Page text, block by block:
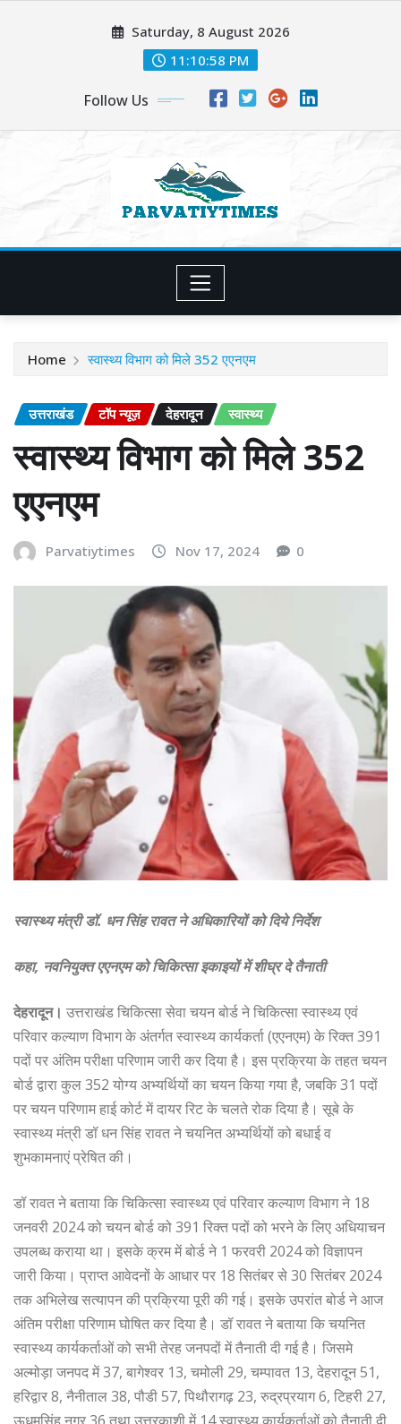
Saturday, 8 August 2026
11:10:59 PM
Follow Us
Home स्वास्थ्य विभाग को मिले 352 एएनएम
उत्तराखंड टॉप न्यूज़ देहरादून स्वास्थ्य
स्वास्थ्य विभाग को मिले 352
एएनएम
Parvatiytimes Nov 17, 2024 0
स्वास्थ्य मंत्री डॉ. धन सिंह रावत ने अधिकारियों को दिये निर्देश
कहा, नवनियुक्त एएनएम को चिकित्सा इकाइयों में शीघ्र दे तैनाती
देहरादून। उत्तराखंड चिकित्सा सेवा चयन बोर्ड ने चिकित्सा स्वास्थ्य एवं
परिवार कल्याण विभाग के अंतर्गत स्वास्थ्य कार्यकर्ता (एएनएम) के रिक्त 391
पदों पर अंतिम परीक्षा परिणाम जारी कर दिया है। इस प्रक्रिया के तहत चयन
बोर्ड द्वारा कुल 352 योग्य अभ्यर्थियों का चयन किया गया है, जबकि 31 पदों
पर चयन परिणाम हाई कोर्ट में दायर रिट के चलते रोक दिया है। सूबे के
स्वास्थ्य मंत्री डॉ धन सिंह रावत ने चयनित अभ्यर्थियों को बधाई व
शुभकामनाएं प्रेषित की।
डॉ रावत ने बताया कि चिकित्सा स्वास्थ्य एवं परिवार कल्याण विभाग ने 18
जनवरी 2024 को चयन बोर्ड को 391 रिक्त पदों को भरने के लिए अधियाचन
उपलब्ध कराया था। इसके क्रम में बोर्ड ने 1 फरवरी 2024 को विज्ञापन
जारी किया। प्राप्त आवेदनों के आधार पर 18 सितंबर से 30 सितंबर 2024
तक अभिलेख सत्यापन की प्रक्रिया पूरी की गई। इसके उपरांत बोर्ड ने आज
अंतिम परीक्षा परिणाम घोषित कर दिया है। डॉ रावत ने बताया कि चयनित
स्वास्थ्य कार्यकर्ताओं को सभी तेरह जनपदों में तैनाती दी गई है। जिसमे
अल्मोड़ा जनपद में 37, बागेश्वर 13, चमोली 29, चम्पावत 13, देहरादून 51,
हरिद्वार 8, नैनीताल 38, पौडी 57, पिथौरागढ़ 23, रुद्रप्रयाग 6, टिहरी 27,